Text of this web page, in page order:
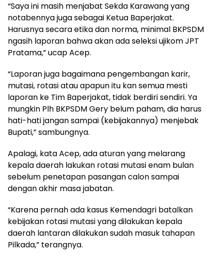
“Saya ini masih menjabat Sekda Karawang yang
notabennya juga sebagai Ketua Baperjakat.
Harusnya secara etika dan norma, minimal BKPSDM
ngasih laporan bahwa akan ada seleksi ujikom JPT
Pratama,” ucap Acep.
“Laporan juga bagaimana pengembangan karir,
mutasi, rotasi atau apapun itu kan semua mesti
laporan ke Tim Baperjakat, tidak berdiri sendiri. Ya
mungkin Plh BKPSDM Gery belum paham, dia harus
hati-hati jangan sampai (kebijakannya) menjebak
Bupati,” sambungnya.
Apalagi, kata Acep, ada aturan yang melarang
kepala daerah lakukan rotasi mutasi enam bulan
sebelum penetapan pasangan calon sampai
dengan akhir masa jabatan.
“Karena pernah ada kasus Kemendagri batalkan
kebijakan rotasi mutasi yang dilakukan kepala
daerah lantaran dilakukan sudah masuk tahapan
Pilkada,” terangnya.